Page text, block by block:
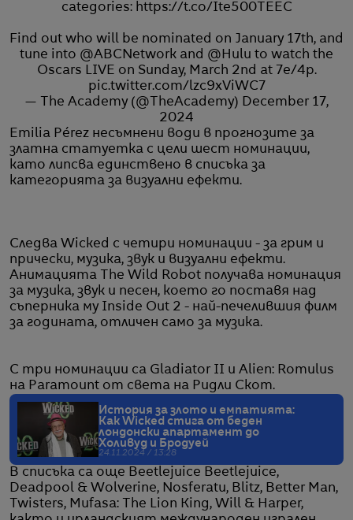
categories: https://t.co/Ite500TEEC
Find out who will be nominated on January 17th, and
tune into @ABCNetwork and @Hulu to watch the
Oscars LIVE on Sunday, March 2nd at 7e/4p.
pic.twitter.com/lzc9xViWC7
— The Academy (@TheAcademy) December 17,
2024
Emilia Pérez несъмнени води в прогнозите за
златна статуетка с цели шест номинации,
като липсва единствено в списъка за
категорията за визуални ефекти.
Следва Wicked с четири номинации - за грим и
прически, музика, звук и визуални ефекти.
Анимацията The Wild Robot получава номинация
за музика, звук и песен, което го поставя над
съперника му Inside Out 2 - най-печелившия филм
за годината, отличен само за музика.
С три номинации са Gladiator II и Alien: Romulus
на Paramount от света на Ридли Скот.
История за злото и емпатията:
Как Wicked стига от беден
лондонски апартамент до
Холивуд и Бродуей
24.11.2024 / 13:28
В списъка са още Beetlejuice Beetlejuice,
Deadpool & Wolverine, Nosferatu, Blitz, Better Man,
Twisters, Mufasa: The Lion King, Will & Harper,